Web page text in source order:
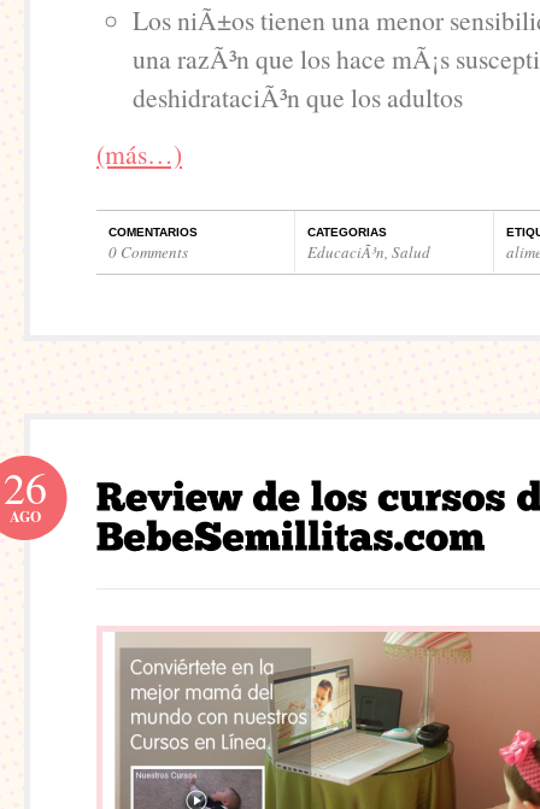
Los niÃ±os tienen una menor
una razÃ³n que los hace mÃ¡s
deshidrataciÃ³n que los adultos
(más…)
COMENTARIOS
0 Comments
CATEGORIAS
EducaciÃ³n, Salud
26
AGO